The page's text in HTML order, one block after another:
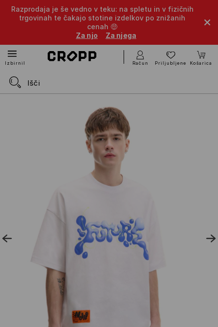
Razprodaja je še vedno v teku: na spletu in v fizičnih
trgovinah te čakajo stotine izdelkov po znižanih
cenah 🤑
Za njo
Za njega
Izbirnik Račun Priljubljene Košarica